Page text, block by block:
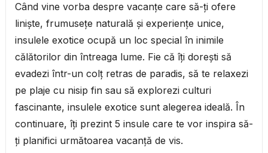
Când vine vorba despre vacanțe care să-ți ofere
liniște, frumusețe naturală și experiențe unice,
insulele exotice ocupă un loc special în inimile
călătorilor din întreaga lume. Fie că îți dorești să
evadezi într-un colț retras de paradis, să te relaxezi
pe plaje cu nisip fin sau să explorezi culturi
fascinante, insulele exotice sunt alegerea ideală. În
continuare, îți prezint 5 insule care te vor inspira să-
ți planifici următoarea vacanță de vis.